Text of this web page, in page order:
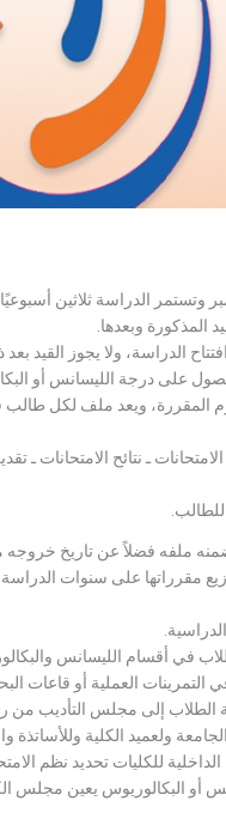
وتستمر الدراسة ثلاثين
المذكورة وبعدها.
الدراسة، ولا يجوز
على درجة الليسانس أو
المقررة، ويعد ملف لكل
ـ نتائح الامتحانات ـ
ملفه فضلاً عن تاريخ خروجه
وتوزيع مقرراتها على سنوات
في أقسام الليسانس
العملية أو قاعات
الطلاب إلى مجلس التأديب من
ولعميد الكلية وللأساتذة
للكليات تحديد نظم
أو البكالوريوس يعين